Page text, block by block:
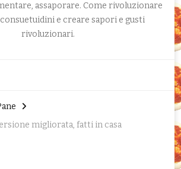
assaporare. Come rivoluzionare
e creare sapori e gusti
rivoluzionari.
migliorata, fatti in casa